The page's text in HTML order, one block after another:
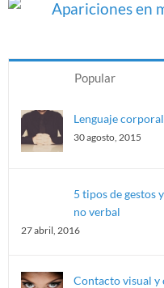
Popular
Lenguaje
30 agosto, 2015
5 tipos de gestos
no verbal
27 abril, 2016
Contacto visual